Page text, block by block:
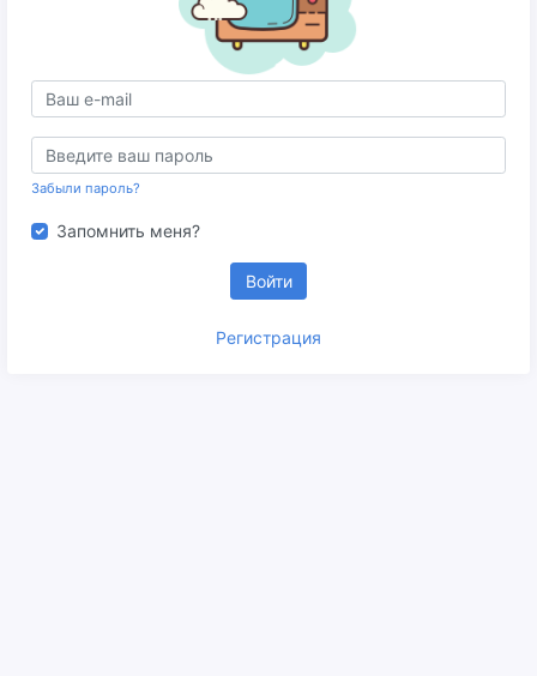
Забыли пароль?
Запомнить меня?
Войти
Регистрация